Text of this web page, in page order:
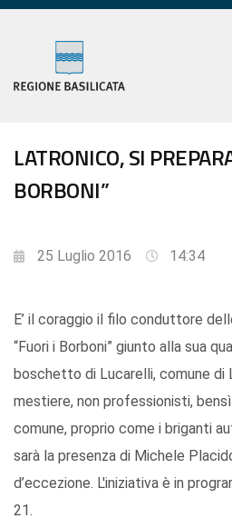
LATRONICO, SI
BORBONI”
25 Luglio 2016 14:34
E’ il coraggio il filo conduttore
“Fuori i Borboni” giunto alla sua
boschetto di Lucarelli, comune di
mestiere, non professionisti,
comune, proprio come i briganti
sarà la presenza di Michele
d’eccezione. L'iniziativa è in
21.